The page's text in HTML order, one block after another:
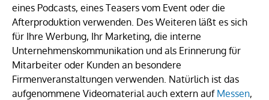
eines Podcasts, eines Teasers vom Event oder die
Afterproduktion verwenden. Des Weiteren läßt es sich
für Ihre Werbung, Ihr Marketing, die interne
Unternehmenskommunikation und als Erinnerung für
Mitarbeiter oder Kunden an besondere
Firmenveranstaltungen verwenden. Natürlich ist das
aufgenommene Videomaterial auch extern auf Messen,